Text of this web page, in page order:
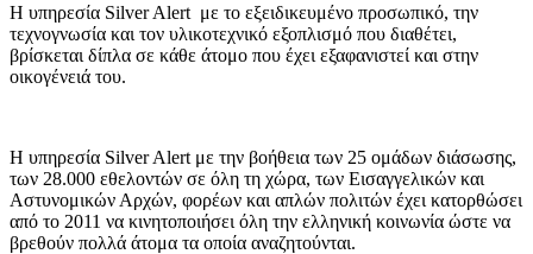
Η υπηρεσία Silver Alert με το εξειδικευμένο προσωπικό, την
τεχνογνωσία και τον υλικοτεχνικό εξοπλισμό που διαθέτει,
βρίσκεται δίπλα σε κάθε άτομο που έχει εξαφανιστεί και στην
οικογένειά του.
Η υπηρεσία Silver Alert με την βοήθεια των 25 ομάδων διάσωσης,
των 28.000 εθελοντών σε όλη τη χώρα, των Εισαγγελικών και
Αστυνομικών Αρχών, φορέων και απλών πολιτών έχει κατορθώσει
από το 2011 να κινητοποιήσει όλη την ελληνική κοινωνία ώστε να
βρεθούν πολλά άτομα τα οποία αναζητούνται.